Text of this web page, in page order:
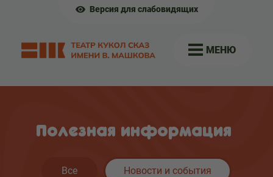
Версия для слабовидящих
МЕНЮ
Полезная информация
Все Новости и события